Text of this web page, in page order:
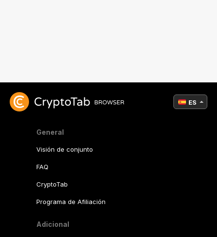
General
Visión de conjunto
FAQ
CryptoTab
Programa de Afiliación
Adicional
ES